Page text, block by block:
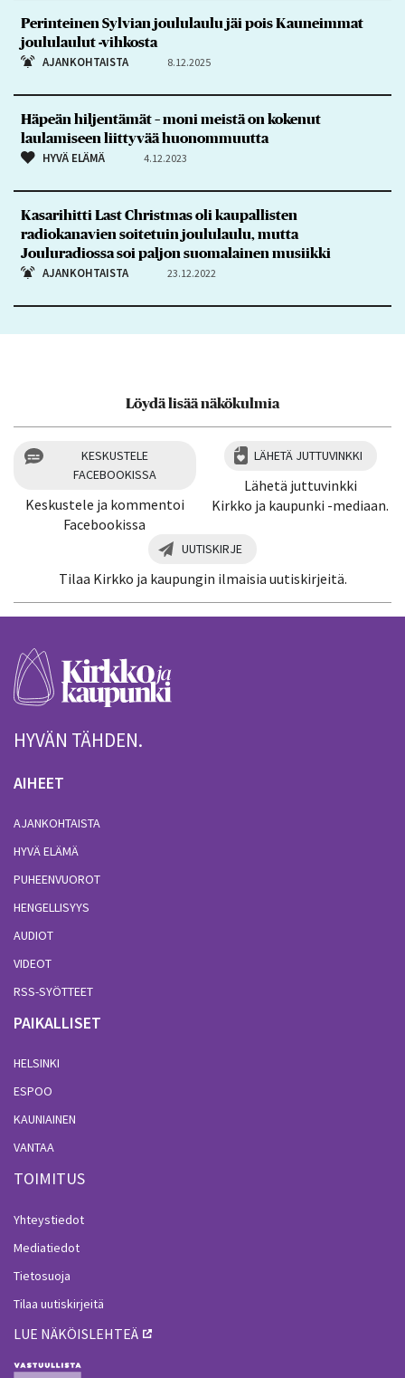
Perinteinen Sylvian joululaulu jäi pois Kauneimmat
joululaulut -vihkosta
AJANKOHTAISTA 8.12.2025
Häpeän hiljentämät – moni meistä on kokenut
laulamiseen liittyvää huonommuutta
HYVÄ ELÄMÄ 4.12.2023
Kasarihitti Last Christmas oli kaupallisten
radiokanavien soitetuin joululaulu, mutta
Jouluradiossa soi paljon suomalainen musiikki
AJANKOHTAISTA 23.12.2022
Löydä lisää näkökulmia
KESKUSTELE
FACEBOOKISSA
Keskustele ja kommentoi
Facebookissa
LÄHETÄ JUTTUVINKKI
Lähetä juttuvinkki
Kirkko ja kaupunki -mediaan.
UUTISKIRJE
Tilaa Kirkko ja kaupungin ilmaisia uutiskirjeitä.
HYVÄN TÄHDEN.
AIHEET
AJANKOHTAISTA
HYVÄ ELÄMÄ
PUHEENVUOROT
HENGELLISYYS
AUDIOT
VIDEOT
RSS-SYÖTTEET
PAIKALLISET
HELSINKI
ESPOO
KAUNIAINEN
VANTAA
TOIMITUS
Yhteystiedot
Mediatiedot
Tietosuoja
Tilaa uutiskirjeitä
LUE NÄKÖISLEHTEÄ